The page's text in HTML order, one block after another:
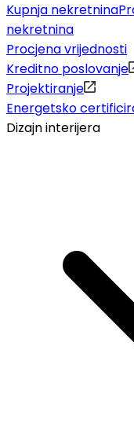
Kupnja nekretnina
nekretnina
Procjena vrijednosti
Kreditno poslovanje
Projektiranje
Energetsko
Dizajn interijera